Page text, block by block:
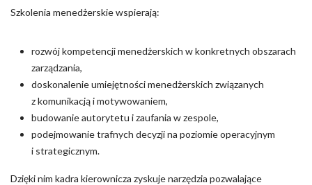
Szkolenia menedżerskie wspierają:
rozwój kompetencji menedżerskich w konkretnych obszarach
zarządzania,
doskonalenie umiejętności menedżerskich związanych
z komunikacją i motywowaniem,
budowanie autorytetu i zaufania w zespole,
podejmowanie trafnych decyzji na poziomie operacyjnym
i strategicznym.
Dzięki nim kadra kierownicza zyskuje narzędzia pozwalające